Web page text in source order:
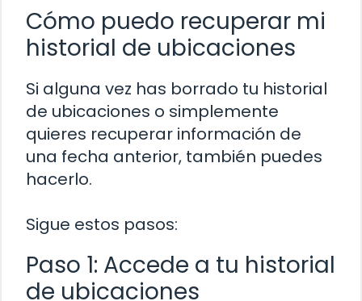
Cómo puedo recuperar mi
historial de ubicaciones
Si alguna vez has borrado tu historial
de ubicaciones o simplemente
quieres recuperar información de
una fecha anterior, también puedes
hacerlo.
Sigue estos pasos:
Paso 1: Accede a tu historial
de ubicaciones